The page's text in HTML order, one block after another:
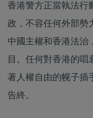
香港警方正當執法行
政，不容任何外部勢
中國主權和香港法治
目。任何對香港的
著人權自由的幌子插
告終。